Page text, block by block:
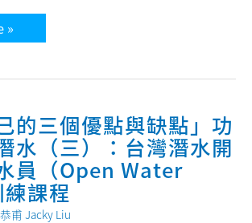
»
的三個優點與缺點」功
水（三）：台灣潛水開
員（Open Water
課程
甫 Jacky Liu